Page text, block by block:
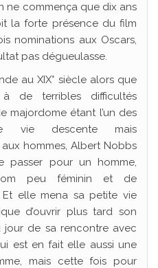
ne commença que dix ans
la forte présence du film
nominations aux Oscars,
pas dégueulasse.
au XIX° siècle alors que
de terribles difficultés
majordome étant l’un des
vie descente mais
hommes, Albert Nobbs
passer pour un homme,
peu féminin et de
elle mena sa petite vie
d’ouvrir plus tard son
jour de sa rencontre avec
est en fait elle aussi une
mais cette fois pour